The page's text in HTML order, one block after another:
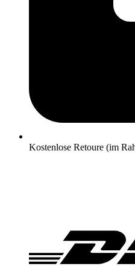
Kostenlose Retoure (im